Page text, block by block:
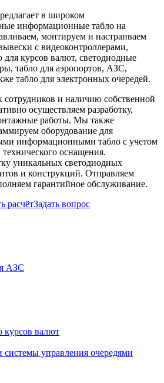
в широком
информационные табло на
монтируем и настраиваем
с видеоконтроллерами,
курсов валют, светодиодные
табло для аэропортов, АЗС,
табло для электронных очередей.
и наличию собственной
осуществляем разработку,
работы. Мы также
оборудование для
информационными табло с учетом
оснащения.
уникальных светодиодных
и конструкций. Отправляем
гарантийное обслуживание.
расчётЗадать вопрос
АЗС
курсов валют
системы управления очередями